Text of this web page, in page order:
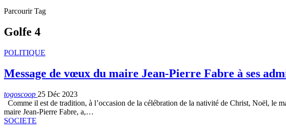
Parcourir Tag
Golfe 4
POLITIQUE
Message de vœux du maire Jean-Pierre Fabre à ses
togoscoop 25 Déc 2023
Comme il est de tradition, à l’occasion de la célébration de la nativité de Christ, Noël, le
maire Jean-Pierre Fabre, a,…
SOCIETE